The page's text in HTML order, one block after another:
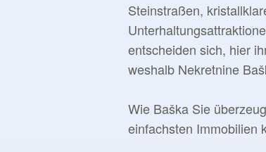
Steinstraßen,
entscheiden sich, hier
weshalb Nekretnine
Wie Baška Sie
einfachsten Immobilien